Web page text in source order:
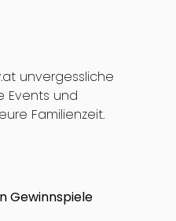
unvergessliche
Events und
Familienzeit.
Gewinnspiele